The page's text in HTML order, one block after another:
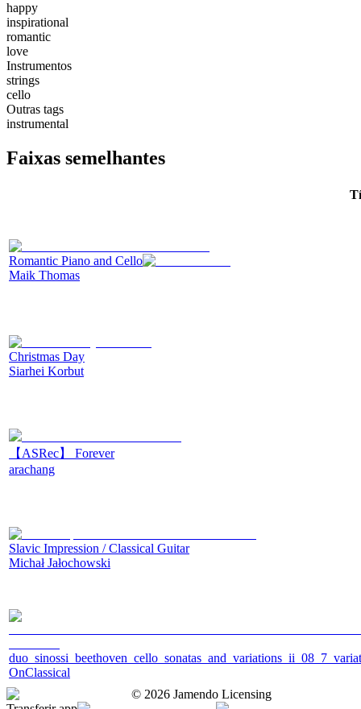
happy
inspirational
romantic
love
Instrumentos
strings
cello
Outras tags
instrumental
Faixas semelhantes
Romantic Piano and Cello
Maik Thomas
Christmas Day
Siarhei Korbut
【ASRec】 Forever
arachang
Slavic Impression / Classical Guitar
Michał Jałochowski
OnClassical
© 2026 Jamendo Licensing